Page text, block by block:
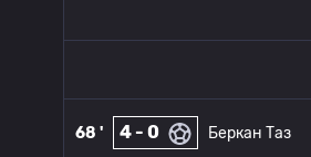
68 ' 4 - 0 Беркан Таз